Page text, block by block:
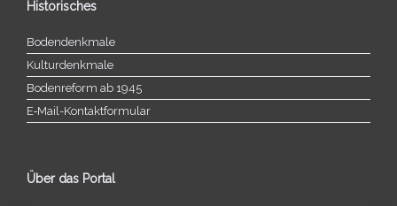
Historisches
Bodendenkmale
Kulturdenkmale
Bodenreform ab 1945
E‑Mail-​​Kontaktformular
Über das Portal